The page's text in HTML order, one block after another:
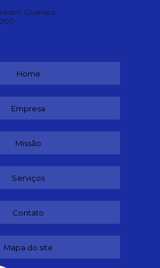
Guairaca
200
Home
Empresa
Missão
Serviços
Contato
Mapa do site